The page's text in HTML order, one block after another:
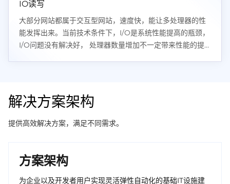
IO读写
大部分网站都属于交互型网站，速度快，能让多处理器的性
能发挥出来。当前技术条件下，I/O是系统性能提高的瓶颈，
I/O问题没有解决好， 处理器数量增加不一定带来性能的提
解决方案架构
提供高效解决方案，满足不同需求。
方案架构
为企业以及开发者用户实现灵活弹性自动化的基础IT设施建